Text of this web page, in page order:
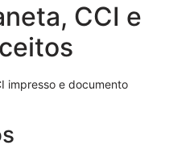
CCI e
impresso e documento